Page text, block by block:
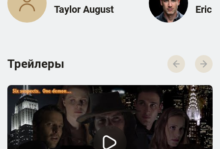
Taylor August Eric
Трейлеры